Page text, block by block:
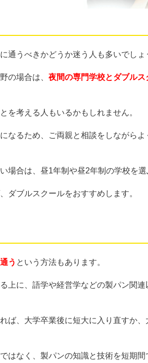
通うべきかどうか迷う人も多いでしょ
の場合は、 夜間の専門学校とダブル
を考える人もいるかもしれません。
なるため、ご両親と相談をしながらよ
場合は、昼1年制や昼2年制の学校を選
ダブルスクールをおすすめします。
う という方法もあります。
上に、語学や経営学などの製パン関
ば、大学卒業後に短大に入り直すか、
はなく、製パンの知識と技術を短期